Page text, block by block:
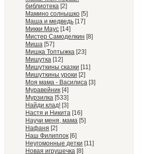
библиотека [2]
Мамино солнышко [5]
Маша и медведь [17]
Микки Маус [14]
Мистер Самоделкин [8]
Миша [57]
Мишка Топтыжка [23]
Мишутка [12]
Мишуткины сказки [11]
Мишуткины уроки [2]
Моя мама - Василиса [3]
Муравейник [4]
Мурзилка [533]
Найди клад! [3]
Настя и Никита [16]
Научи меня, мама [5]
Нафаня [2]
Наш Филиппок [6]
Неугомонные детки [11]
Новая игрушечка [8]